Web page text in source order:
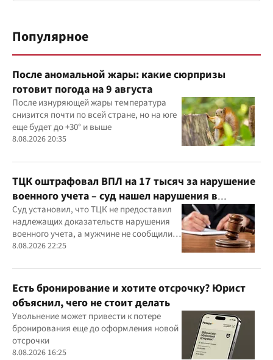
Популярное
После аномальной жары: какие сюрпризы
готовит погода на 9 августа
После изнуряющей жары температура
снизится почти по всей стране, но на юге
еще будет до +30° и выше
8.08.2026 20:35
ТЦК оштрафовал ВПЛ на 17 тысяч за нарушение
военного учета – суд нашел нарушения в
действиях ТЦК
Суд установил, что ТЦК не предоставил
надлежащих доказательств нарушения
военного учета, а мужчине не сообщили
должным образом о дате и месте
8.08.2026 22:25
Есть бронирование и хотите отсрочку? Юрист
объяснил, чего не стоит делать
Увольнение может привести к потере
бронирования еще до оформления новой
отсрочки
8.08.2026 16:25